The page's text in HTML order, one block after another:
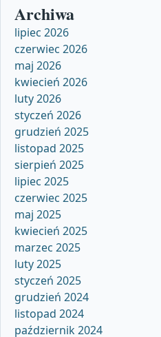
Archiwa
lipiec 2026
czerwiec 2026
maj 2026
kwiecień 2026
luty 2026
styczeń 2026
grudzień 2025
listopad 2025
sierpień 2025
lipiec 2025
czerwiec 2025
maj 2025
kwiecień 2025
marzec 2025
luty 2025
styczeń 2025
grudzień 2024
listopad 2024
październik 2024